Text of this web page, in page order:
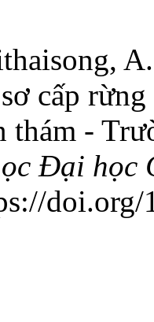
cấp
thám -
Đại học